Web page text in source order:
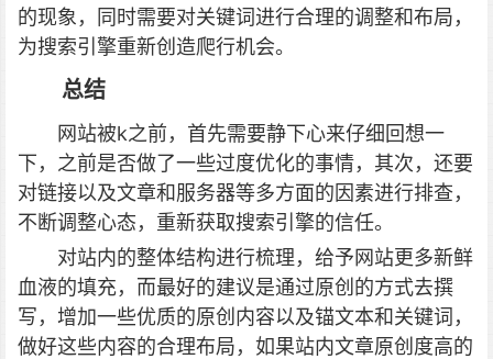
的现象，同时需要对关键词进行合理的调整和布局，
为搜索引擎重新创造爬行机会。
总结
网站被k之前，首先需要静下心来仔细回想一
下，之前是否做了一些过度优化的事情，其次，还要
对链接以及文章和服务器等多方面的因素进行排查，
不断调整心态，重新获取搜索引擎的信任。
对站内的整体结构进行梳理，给予网站更多新鲜
血液的填充，而最好的建议是通过原创的方式去撰
写，增加一些优质的原创内容以及锚文本和关键词，
做好这些内容的合理布局，如果站内文章原创度高的